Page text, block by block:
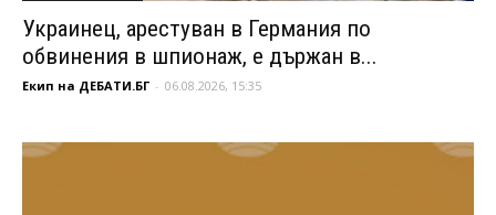
Украинец, арестуван в Германия по
обвинения в шпионаж, е държан в...
Екип на ДЕБАТИ.БГ - 06.08.2026, 15:35